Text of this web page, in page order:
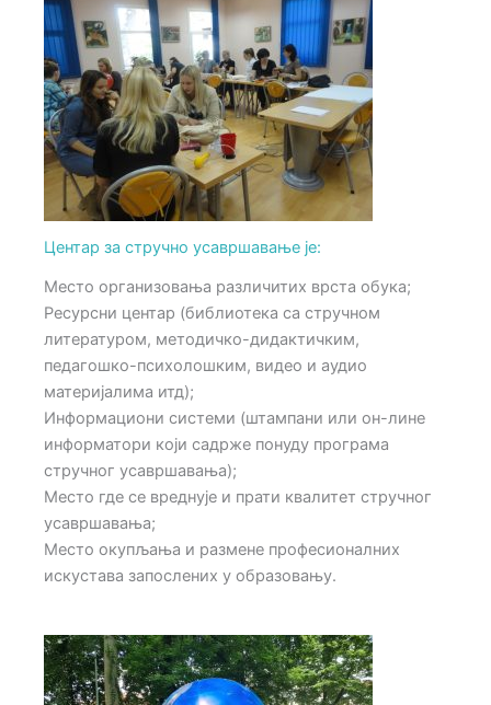
Центар за стручно усавршавање је:
Место организовања различитих врста обука;
Ресурсни центар (библиотека са стручном
литературом, методичко-дидактичким,
педагошко-психолошким, видео и аудио
материјалима итд);
Информациони системи (штампани или он-лине
информатори који садрже понуду програма
стручног усавршавања);
Место где се вреднује и прати квалитет стручног
усавршавања;
Место окупљања и размене професионалних
искустава запослених у образовању.